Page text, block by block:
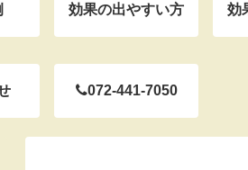
効果の出やすい方 効
072-441-7050